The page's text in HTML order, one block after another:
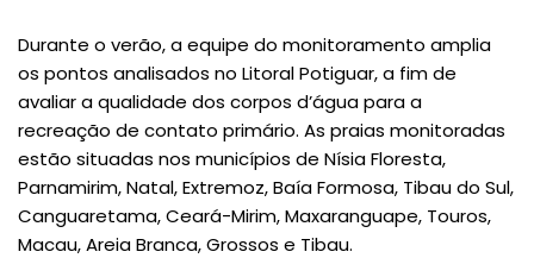
Durante o verão, a equipe do monitoramento amplia
os pontos analisados no Litoral Potiguar, a fim de
avaliar a qualidade dos corpos d’água para a
recreação de contato primário. As praias monitoradas
estão situadas nos municípios de Nísia Floresta,
Parnamirim, Natal, Extremoz, Baía Formosa, Tibau do Sul,
Canguaretama, Ceará-Mirim, Maxaranguape, Touros,
Macau, Areia Branca, Grossos e Tibau.